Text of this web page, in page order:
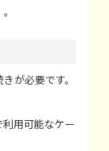
が必要です。
用可能なケー